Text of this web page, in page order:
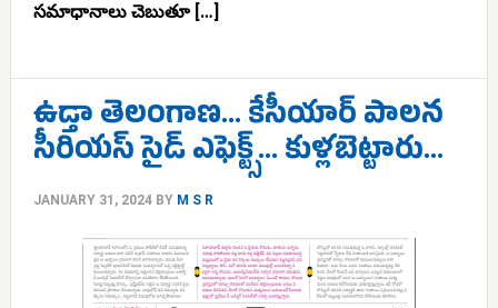
సమాధానాలు చెబుతూ […]
ఉడ్తా తెలంగాణ… కేసీయార్ పాలన
సీరియస్ సైడ్ ఎఫెక్ట్స్… కుళ్లబెట్టారు…
JANUARY 31, 2024BY M S R